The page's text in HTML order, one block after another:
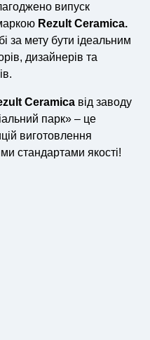
випуск
Rezult Ceramica.
за мету бути ідеальним
дизайнерів та
Ceramica від заводу
парк» – це
виготовлення
стандартами якості!